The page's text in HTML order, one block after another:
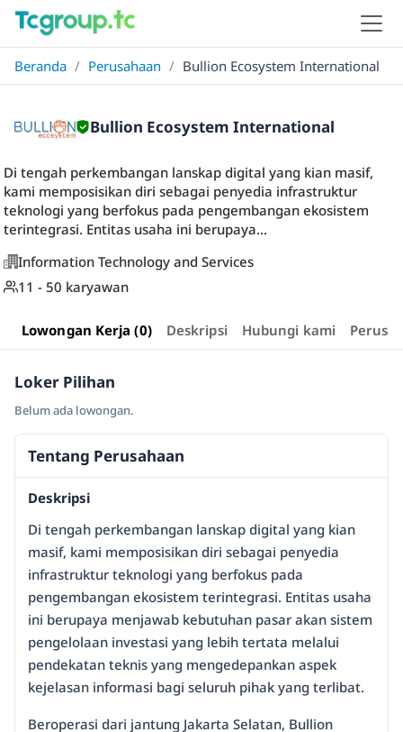
Beranda / Perusahaan / Bullion Ecosystem International
Bullion Ecosystem International
Di tengah perkembangan lanskap digital yang kian masif,
kami memposisikan diri sebagai penyedia infrastruktur
teknologi yang berfokus pada pengembangan ekosistem
terintegrasi. Entitas usaha ini berupaya...
Information Technology and Services
11 - 50 karyawan
Lowongan Kerja (0) Deskripsi Hubungi kami
Loker Pilihan
Belum ada lowongan.
Tentang Perusahaan
Deskripsi
Di tengah perkembangan lanskap digital yang kian
masif, kami memposisikan diri sebagai penyedia
infrastruktur teknologi yang berfokus pada
pengembangan ekosistem terintegrasi. Entitas usaha
ini berupaya menjawab kebutuhan pasar akan sistem
pengelolaan investasi yang lebih tertata melalui
pendekatan teknis yang mengedepankan aspek
kejelasan informasi bagi seluruh pihak yang terlibat.
Beroperasi dari jantung Jakarta Selatan, Bullion